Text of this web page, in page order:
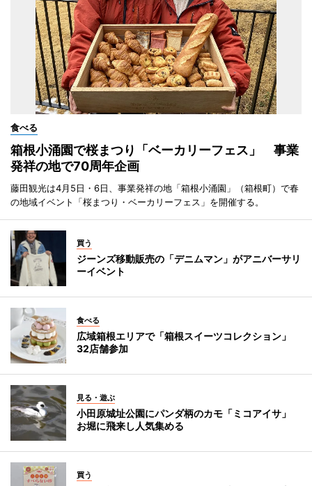
食べる
箱根小涌園で桜まつり「ベーカリーフェス」 事業
発祥の地で70周年企画
藤田観光は4月5日・6日、事業発祥の地「箱根小涌園」（箱根町）で春
の地域イベント「桜まつり・ベーカリーフェス」を開催する。
買う
ジーンズ移動販売の「デニムマン」がアニバーサリ
ーイベント
食べる
広域箱根エリアで「箱根スイーツコレクション」
32店舗参加
見る・遊ぶ
小田原城址公園にパンダ柄のカモ「ミコアイサ」
お堀に飛来し人気集める
買う